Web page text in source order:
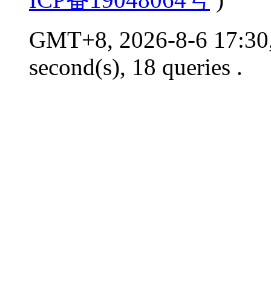
GMT+8, 2026-8-6
second(s), 18 queries .